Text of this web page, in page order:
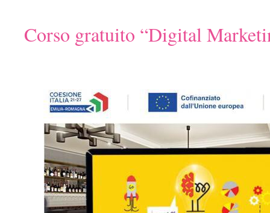
Corso gratuito “Digital